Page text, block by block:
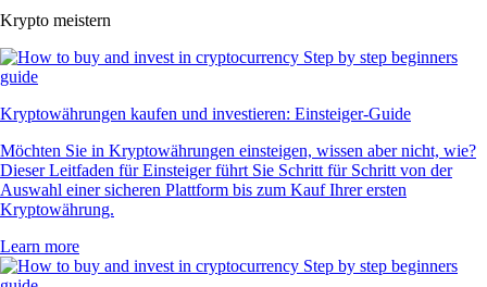
Krypto meistern
Kryptowährungen kaufen und investieren: Einsteiger-Guide
Möchten Sie in Kryptowährungen einsteigen, wissen aber nicht, wie?
Dieser Leitfaden für Einsteiger führt Sie Schritt für Schritt von der
Auswahl einer sicheren Plattform bis zum Kauf Ihrer ersten
Kryptowährung.
Learn more